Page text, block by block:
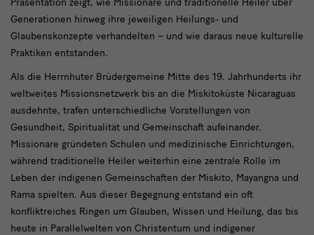
in
Nicaragua“
Völkerkundemuseum
Herrnhut
gibt
neue
Einblicke
in
seine
Sammlungen
Präsentation zeigt, wie Missionare und traditionelle Heiler über
Generationen hinweg ihre jeweiligen Heilungs- und
Glaubenskonzepte verhandelten – und wie daraus neue kulturelle
Praktiken entstanden.
Als die Herrnhuter Brüdergemeine Mitte des 19. Jahrhunderts ihr
weltweites Missionsnetzwerk bis an die Miskitoküste Nicaraguas
ausdehnte, trafen unterschiedliche Vorstellungen von
Gesundheit, Spiritualität und Gemeinschaft aufeinander.
Missionare gründeten Schulen und medizinische Einrichtungen,
während traditionelle Heiler weiterhin eine zentrale Rolle im
Leben der indigenen Gemeinschaften der Miskito, Mayangna und
Rama spielten. Aus dieser Begegnung entstand ein oft
konfliktreiches Ringen um Glauben, Wissen und Heilung, das bis
heute in Parallelwelten von Christentum und indigener